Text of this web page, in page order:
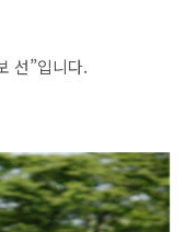
선”입니다.